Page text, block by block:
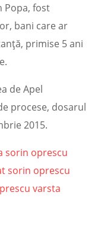
Popa, fost
bani care ar
primise 5 ani
de Apel
procese, dosarul
2015.
sorin oprescu
sorin oprescu
varsta